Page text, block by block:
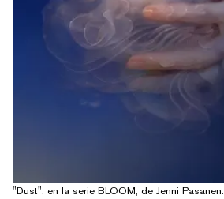
"Dust", en la serie BLOOM, de Jenni Pasanen.